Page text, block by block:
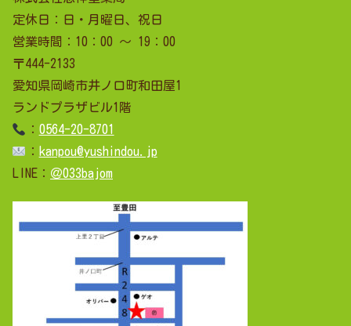
定休日：日・月曜日、祝日
営業時間：10：00 ～ 19：00
〒444-2133
愛知県岡崎市井ノ口町和田屋1
ランドプラザビル1階
： 0564-20-8701
： kanpou@yushindou.jp
LINE： ＠033bajom